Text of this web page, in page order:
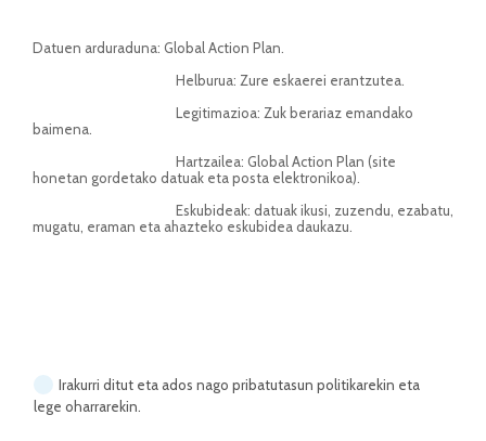
Datuen arduraduna: Global Action Plan.
                                            Helburua: Zure eskaerei erantzutea.
baimena.
honetan gordetako datuak eta posta elektronikoa).
mugatu, eraman eta ahazteko eskubidea daukazu.
Irakurri ditut eta ados nago pribatutasun politikarekin eta
lege oharrarekin.